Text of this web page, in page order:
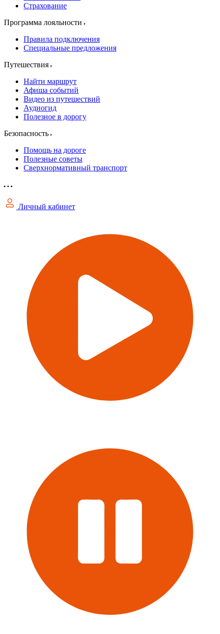
Страхование
Программа лояльности
Правила подключения
Специальные предложения
Путешествия
Найти маршрут
Афиша событий
Видео из путешествий
Аудиогид
Полезное в дорогу
Безопасность
Помощь на дороге
Полезные советы
Сверхнормативный транспорт
Личный кабинет